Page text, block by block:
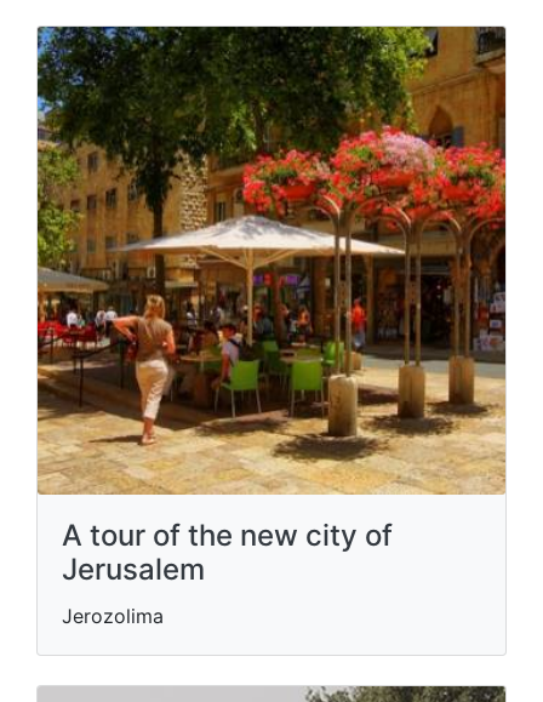
A tour of the new city of
Jerusalem
Jerozolima